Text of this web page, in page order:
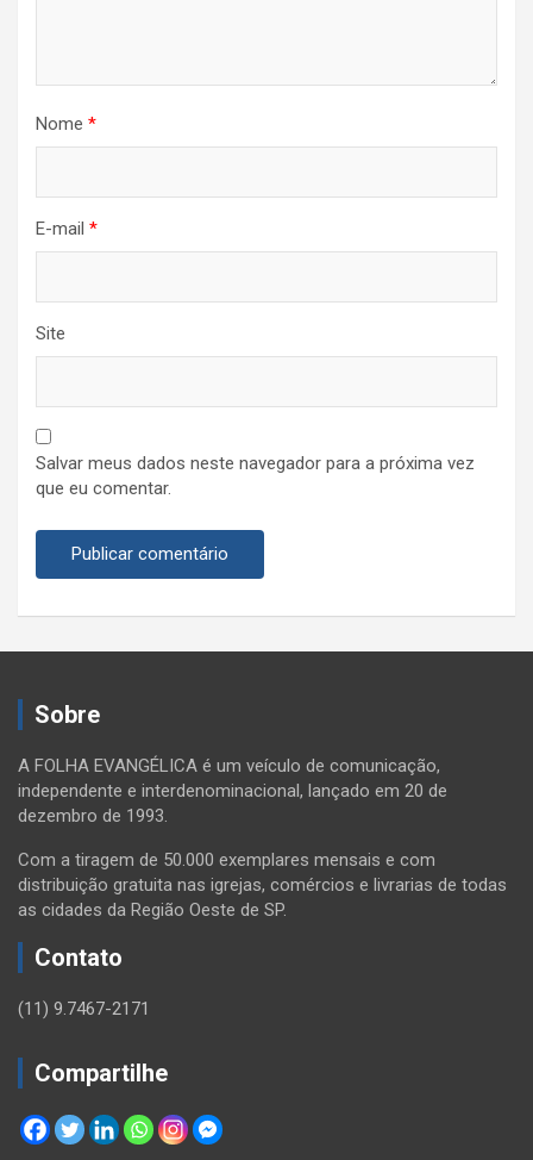
Nome *
E-mail *
Site
Salvar meus dados neste navegador para a próxima vez
que eu comentar.
Sobre
A FOLHA EVANGÉLICA é um veículo de comunicação,
independente e interdenominacional, lançado em 20 de
dezembro de 1993.
Com a tiragem de 50.000 exemplares mensais e com
distribuição gratuita nas igrejas, comércios e livrarias de todas
as cidades da Região Oeste de SP.
Contato
(11) 9.7467-2171
Compartilhe